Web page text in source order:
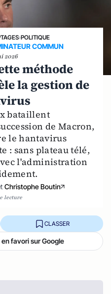
›POLITIQUE
COMMUN
2026
méthode
la gestion de
bataillent
de Macron,
le hantavirus
: sans plateau télé,
l'administration
Christophe Boutin
lecture
CLASSER
favori sur Google